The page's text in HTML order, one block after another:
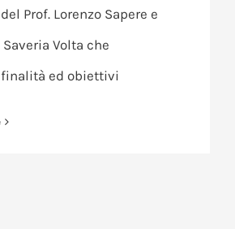
Prof. Lorenzo Sapere e
Volta che
ed obiettivi